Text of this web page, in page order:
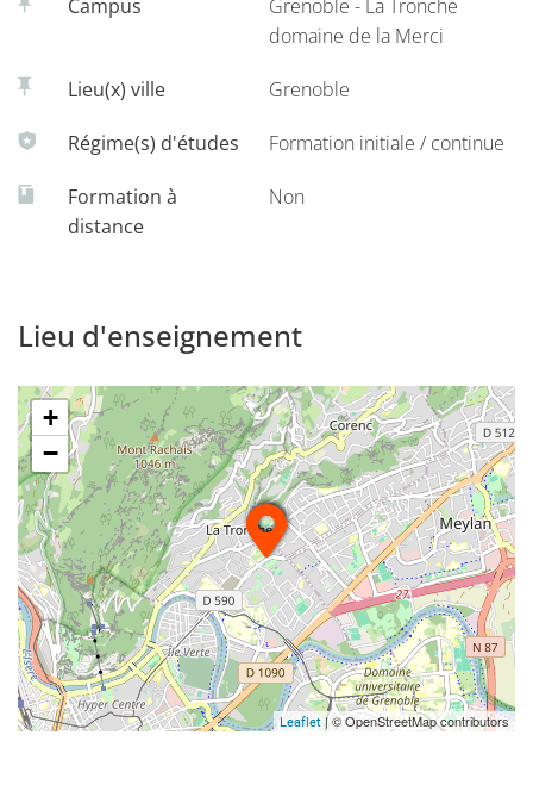
Campus
Grenoble - La Tronche
domaine de la Merci
Lieu(x) ville Grenoble
Régime(s) d'études Formation initiale / continue
Formation à
distance
Non
Lieu d'enseignement
+
−
Leaflet | © OpenStreetMap contributors